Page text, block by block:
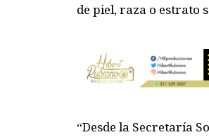
de piel, raza o estrato
“Desde la Secretaría S